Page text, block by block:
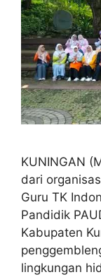
KUNINGAN
dari
Guru TK
Pandidik
Kabupaten
lingkungan